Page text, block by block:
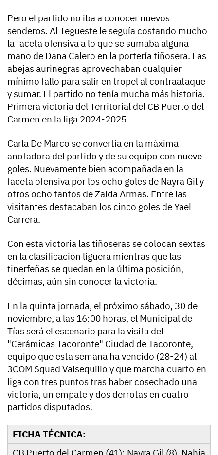
Pero el partido no iba a conocer nuevos
senderos. Al Tegueste le seguía costando mucho
la faceta ofensiva a lo que se sumaba alguna
mano de Dana Calero en la portería tiñosera. Las
abejas aurinegras aprovechaban cualquier
mínimo fallo para salir en tropel al contraataque
y sumar. El partido no tenía mucha más historia.
Primera victoria del Territorial del CB Puerto del
Carmen en la liga 2024-2025.
Carla De Marco se convertía en la máxima
anotadora del partido y de su equipo con nueve
goles. Nuevamente bien acompañada en la
faceta ofensiva por los ocho goles de Nayra Gil y
otros ocho tantos de Zaida Armas. Entre las
visitantes destacaban los cinco goles de Yael
Carrera.
Con esta victoria las tiñoseras se colocan sextas
en la clasificación liguera mientras que las
tinerfeñas se quedan en la última posición,
décimas, aún sin conocer la victoria.
En la quinta jornada, el próximo sábado, 30 de
noviembre, a las 16:00 horas, el Municipal de
Tías será el escenario para la visita del
"Cerámicas Tacoronte" Ciudad de Tacoronte,
equipo que esta semana ha vencido (28-24) al
3COM Squad Valsequillo y que marcha cuarto en
liga con tres puntos tras haber cosechado una
victoria, un empate y dos derrotas en cuatro
partidos disputados.
FICHA TÉCNICA:
CB Puerto del Carmen (41): Nayra Gil (8), Nahia